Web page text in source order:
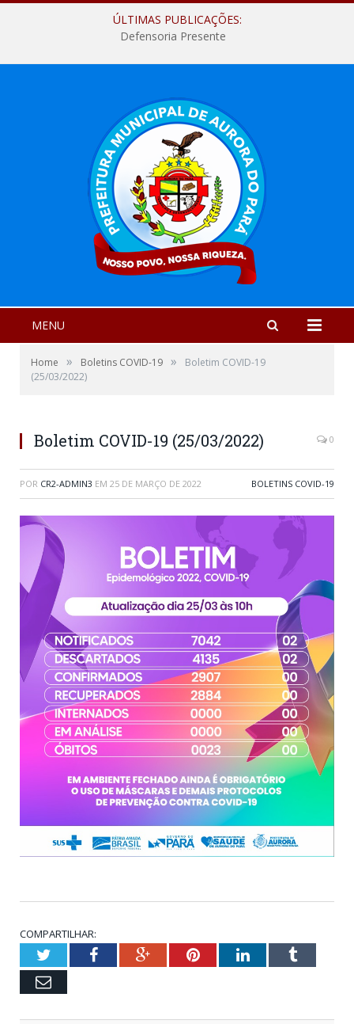
ÚLTIMAS PUBLICAÇÕES:
Defensoria Presente
MENU
Home » Boletins COVID-19 »
Boletim COVID-19
(25/03/2022)
Boletim COVID-19 (25/03/2022) 0
POR CR2-ADMIN3 EM 25 DE MARÇO DE 2022 BOLETINS COVID-19
COMPARTILHAR:
TwitterFacebookGoogle+PinterestLinkedInTumblr
Email